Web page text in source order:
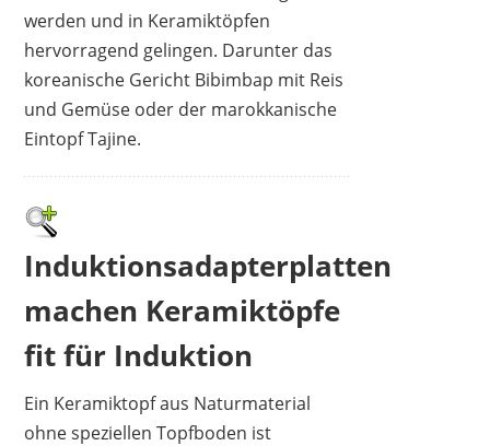
werden und in Keramiktöpfen
hervorragend gelingen. Darunter das
koreanische Gericht Bibimbap mit Reis
und Gemüse oder der marokkanische
Eintopf Tajine.
Induktionsadapterplatten
machen Keramiktöpfe
fit für Induktion
Ein Keramiktopf aus Naturmaterial
ohne speziellen Topfboden ist